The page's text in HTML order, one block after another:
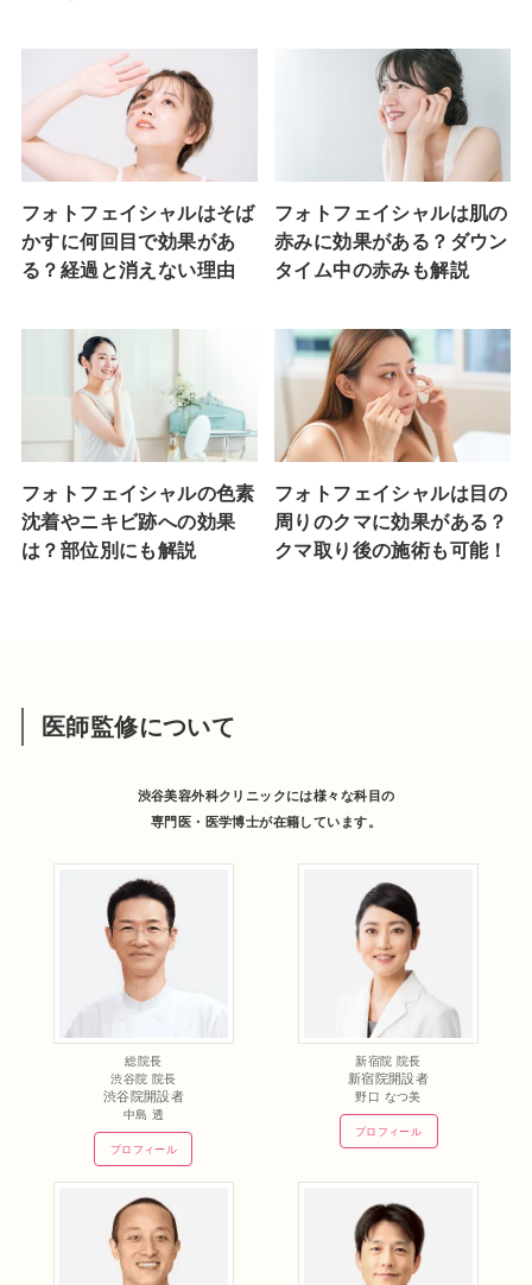
フォトフェイシャルはそば
かすに何回目で効果があ
る？経過と消えない理由
フォトフェイシャルは肌の
赤みに効果がある？ダウン
タイム中の赤みも解説
フォトフェイシャルの色素
沈着やニキビ跡への効果
は？部位別にも解説
フォトフェイシャルは目の
周りのクマに効果がある？
クマ取り後の施術も可能！
医師監修について
渋谷美容外科クリニックには様々な科目の
専門医・医学博士が在籍しています。
総院長
渋谷院 院長
渋谷院開設者
中島 透
プロフィール
新宿院 院長
新宿院開設者
野口 なつ美
プロフィール